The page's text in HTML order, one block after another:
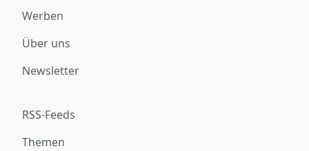
Werben
Über uns
Newsletter
RSS-Feeds
Themen